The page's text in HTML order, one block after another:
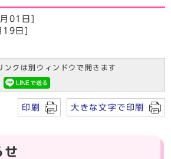
01日]
19日]
ンクは別ウィンドウで開きます
印刷 大きな文字で印刷
せ